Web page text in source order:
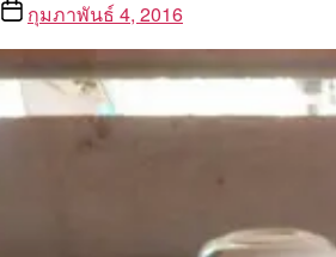
Postกุมภาพันธ์ 4, 2016